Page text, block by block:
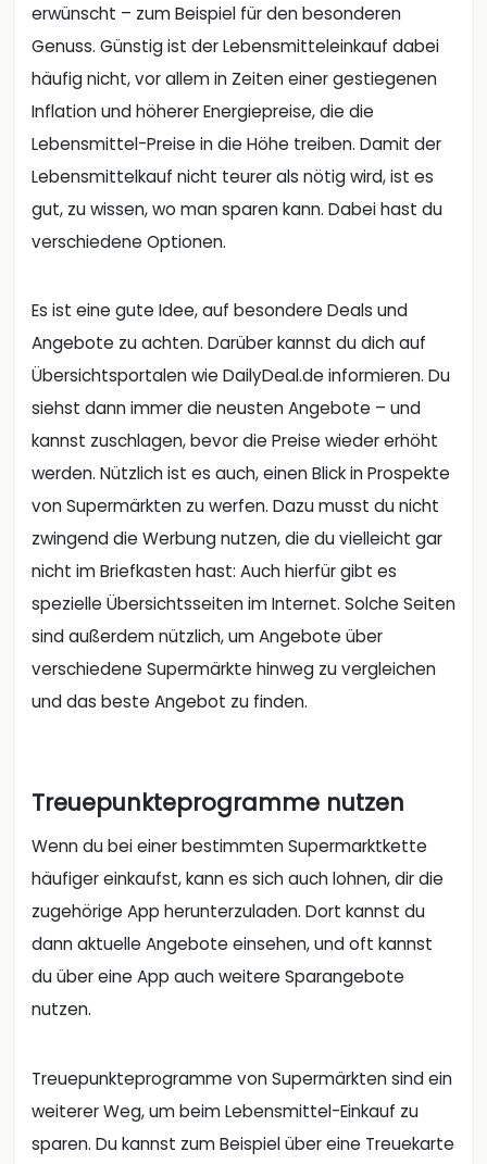
erwünscht – zum Beispiel für den besonderen
Genuss. Günstig ist der Lebensmitteleinkauf dabei
häufig nicht, vor allem in Zeiten einer gestiegenen
Inflation und höherer Energiepreise, die die
Lebensmittel-Preise in die Höhe treiben. Damit der
Lebensmittelkauf nicht teurer als nötig wird, ist es
gut, zu wissen, wo man sparen kann. Dabei hast du
verschiedene Optionen.
Es ist eine gute Idee, auf besondere Deals und
Angebote zu achten. Darüber kannst du dich auf
Übersichtsportalen wie DailyDeal.de informieren. Du
siehst dann immer die neusten Angebote – und
kannst zuschlagen, bevor die Preise wieder erhöht
werden. Nützlich ist es auch, einen Blick in Prospekte
von Supermärkten zu werfen. Dazu musst du nicht
zwingend die Werbung nutzen, die du vielleicht gar
nicht im Briefkasten hast: Auch hierfür gibt es
spezielle Übersichtsseiten im Internet. Solche Seiten
sind außerdem nützlich, um Angebote über
verschiedene Supermärkte hinweg zu vergleichen
und das beste Angebot zu finden.
Treuepunkteprogramme nutzen
Wenn du bei einer bestimmten Supermarktkette
häufiger einkaufst, kann es sich auch lohnen, dir die
zugehörige App herunterzuladen. Dort kannst du
dann aktuelle Angebote einsehen, und oft kannst
du über eine App auch weitere Sparangebote
nutzen.
Treuepunkteprogramme von Supermärkten sind ein
weiterer Weg, um beim Lebensmittel-Einkauf zu
sparen. Du kannst zum Beispiel über eine Treuekarte